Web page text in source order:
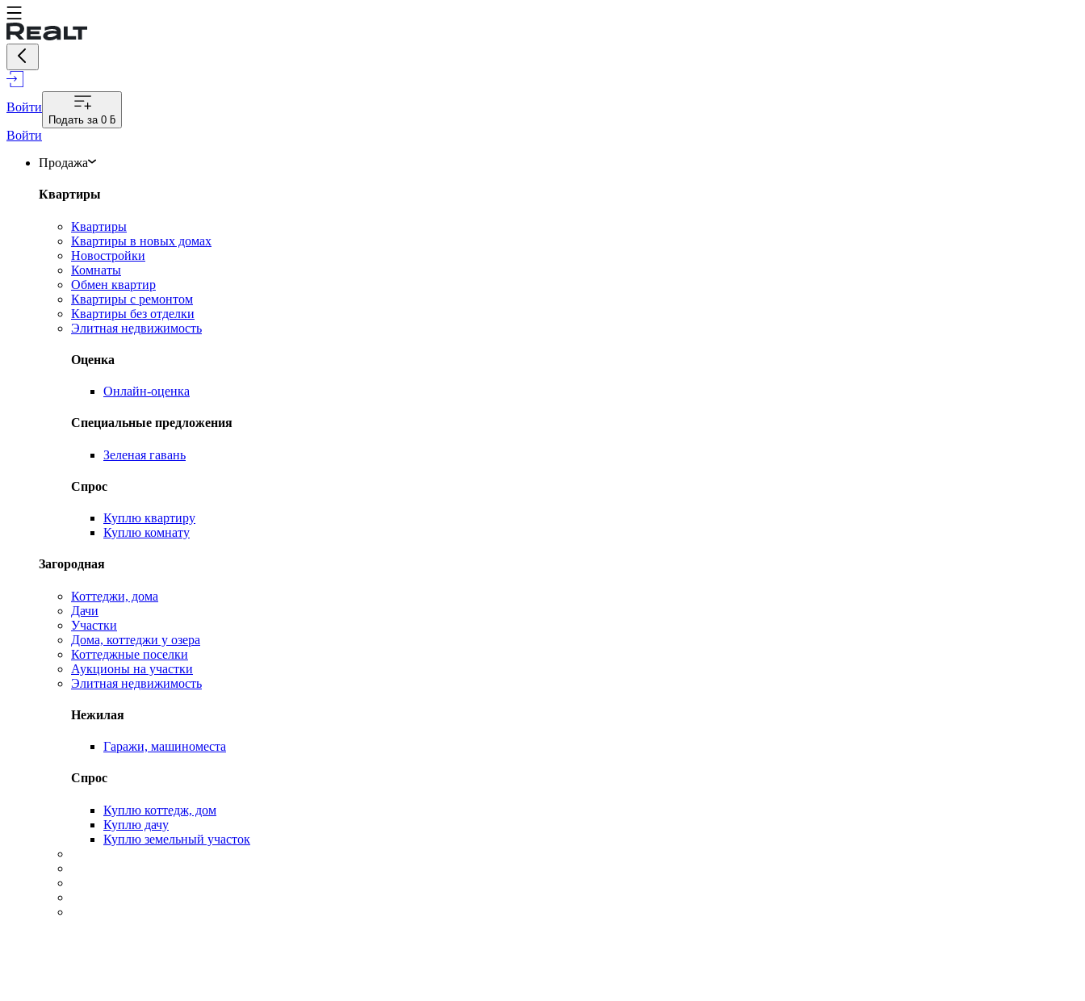
Войти
Подать за 0 ƃ
Войти
Продажа
Квартиры
Квартиры
Квартиры в новых домах
Новостройки
Комнаты
Обмен квартир
Квартиры с ремонтом
Квартиры без отделки
Элитная недвижимость
Оценка
Онлайн-оценка
Специальные предложения
Зеленая гавань
Спрос
Куплю квартиру
Куплю комнату
Загородная
Коттеджи, дома
Дачи
Участки
Дома, коттеджи у озера
Коттеджные поселки
Аукционы на участки
Элитная недвижимость
Нежилая
Гаражи, машиноместа
Спрос
Куплю коттедж, дом
Куплю дачу
Куплю земельный участок